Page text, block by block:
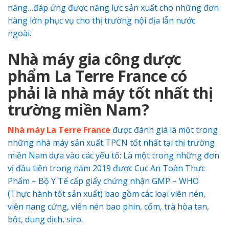
năng…đáp ứng được năng lực sản xuất cho những đơn
hàng lớn phục vụ cho thị trường nội địa lẫn nước
ngoài.
Nhà máy gia công dược
phẩm La Terre France có
phải là nhà máy tốt nhất thị
trường miền Nam?
Nhà máy La Terre France được đánh giá là một trong
những nhà máy sản xuất TPCN tốt nhất tại thị trường
miền Nam dựa vào các yếu tố: Là một trong những đơn
vị đầu tiên trong năm 2019 được Cục An Toàn Thực
Phẩm – Bộ Y Tế cấp giấy chứng nhận GMP – WHO
(Thực hành tốt sản xuất) bao gồm các loại viên nén,
viên nang cứng, viên nén bao phin, cốm, trà hòa tan,
bột, dung dịch, siro.